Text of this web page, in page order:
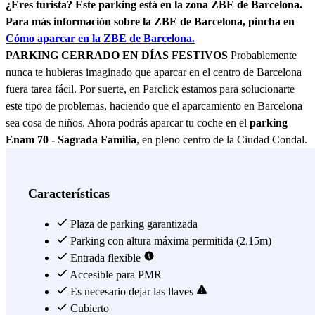
¿Eres turista? Este parking está en la zona ZBE de Barcelona.
Para más información sobre la ZBE de Barcelona, pincha en
Cómo aparcar en la ZBE de Barcelona.
PARKING CERRADO EN DÍAS FESTIVOS Probablemente
nunca te hubieras imaginado que aparcar en el centro de Barcelona
fuera tarea fácil. Por suerte, en Parclick estamos para solucionarte
este tipo de problemas, haciendo que el aparcamiento en Barcelona
sea cosa de niños. Ahora podrás aparcar tu coche en el parking
Enam 70 - Sagrada Familia, en pleno centro de la Ciudad Condal.
con tu coche y no quieres dejarlo en la calle durante tu estancia, para
que tenga algún percance en medio de la calle. Además, podrás salir
y entrar las veces que quieras del parking con el mando multientrada
que te dan a tu llegada. Así, podrás moverte a las afueras de
Barcelona si ya has visto el centro y eres un viajero profesional que
no se conforma con ver lo más turístico de la ciudad. Por si fuera
poco, es un parking 24h, por lo que una vez aparques, podrás mover
Características
Plaza de parking garantizada
Parking con altura máxima permitida (2.15m)
Entrada flexible
Accesible para PMR
Es necesario dejar las llaves
Cubierto